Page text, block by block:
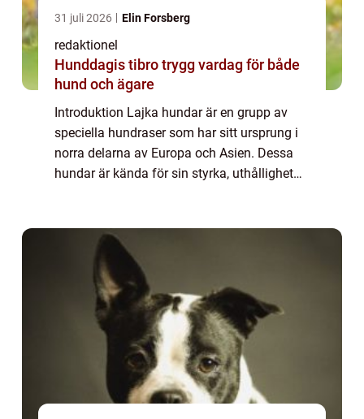
31 juli 2026 Elin Forsberg
redaktionel
Hunddagis tibro trygg vardag för både
hund och ägare
Introduktion Lajka hundar är en grupp av
speciella hundraser som har sitt ursprung i
norra delarna av Europa och Asien. Dessa
hundar är kända för sin styrka, uthållighet